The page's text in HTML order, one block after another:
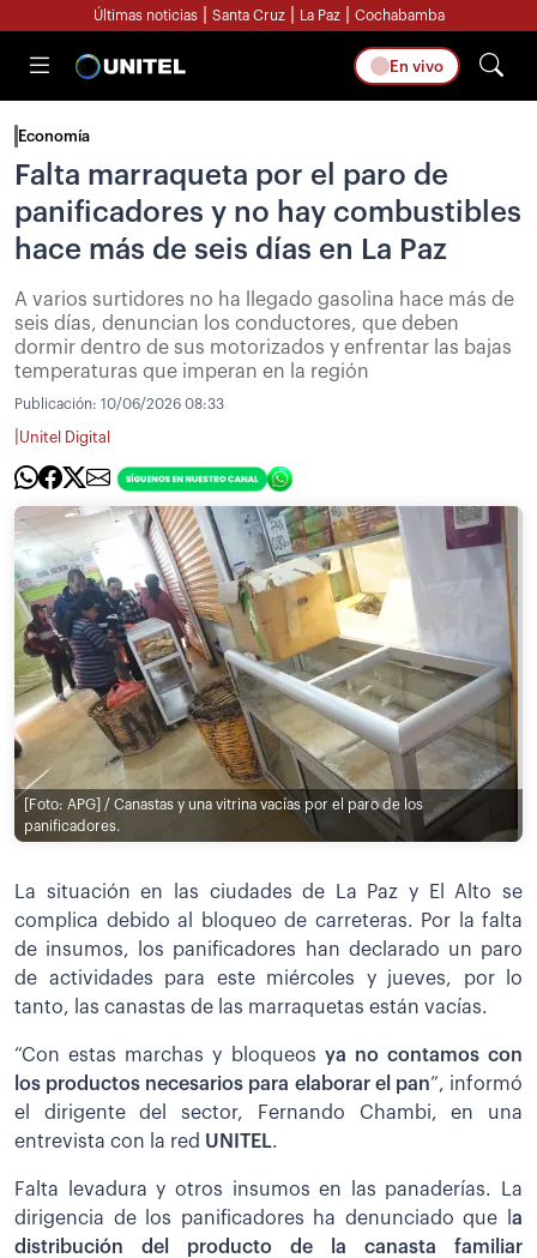
Últimas noticias Santa Cruz La Paz Cochabamba
En vivo
Economía
Falta marraqueta por el paro de
panificadores y no hay combustibles
hace más de seis días en La Paz
A varios surtidores no ha llegado gasolina hace más de
seis días, denuncian los conductores, que deben
dormir dentro de sus motorizados y enfrentar las bajas
temperaturas que imperan en la región
Publicación: 10/06/2026 08:33
Unitel Digital
[Foto: APG] / Canastas y una vitrina vacías por el paro de los
panificadores.
La situación en las ciudades de La Paz y El Alto se
complica debido al bloqueo de carreteras. Por la falta
de insumos, los panificadores han declarado un paro
de actividades para este miércoles y jueves, por lo
tanto, las canastas de las marraquetas están vacías.
“Con estas marchas y bloqueos ya no contamos con
los productos necesarios para elaborar el pan”, informó
el dirigente del sector, Fernando Chambi, en una
entrevista con la red UNITEL.
Falta levadura y otros insumos en las panaderías. La
dirigencia de los panificadores ha denunciado que l a
distribución del producto de la canasta familiar